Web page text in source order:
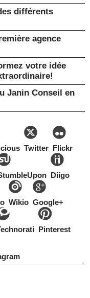
différents
agence
votre idée
Janin Conseil en
Twitter Flickr
Diigo
Wikio Google+
Pinterest